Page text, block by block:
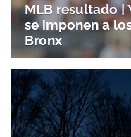
MLB resultado |
se imponen a
Bronx